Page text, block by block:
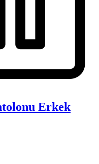
Erkek